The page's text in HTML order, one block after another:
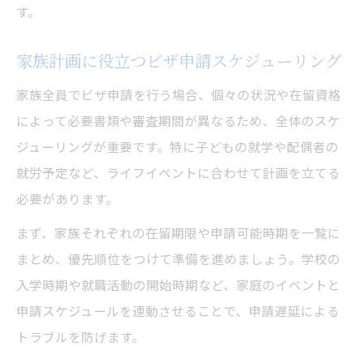
す。
家族計画に役立つビザ申請スケジューリング
家族全員でビザ申請を行う場合、個々の状況や在留資格
によって必要書類や審査期間が異なるため、全体のスケ
ジューリングが重要です。特に子どもの就学や配偶者の
就労予定など、ライフイベントに合わせて計画を立てる
必要があります。
まず、家族それぞれの在留期限や申請可能時期を一覧に
まとめ、優先順位をつけて準備を進めましょう。学校の
入学時期や就職活動の開始時期など、家庭のイベントと
申請スケジュールを連動させることで、申請遅延による
トラブルを防げます。